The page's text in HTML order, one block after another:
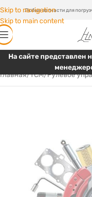
Skip to navigation
Skip to main content
Любые запчасти для
На сайте представлен
Главная/TCM/Рулевое